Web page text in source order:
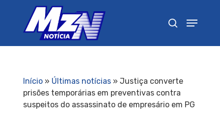
Início» Últimas notícias» Justiça converte
prisões temporárias em preventivas contra
suspeitos do assassinato de empresário em PG